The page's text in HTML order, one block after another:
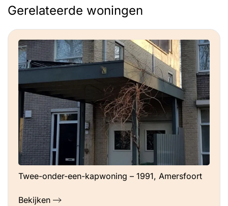
Gerelateerde woningen
Twee-onder-een-kapwoning – 1991, Amersfoort
Bekijken